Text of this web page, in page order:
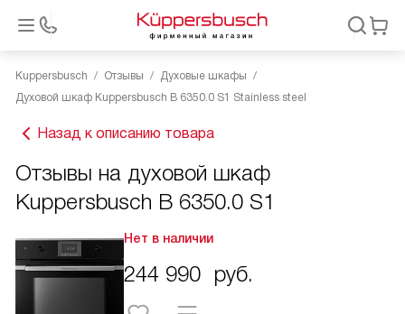
Kuppersbusch Отзывы
Духовые шкафы
Духовой шкаф Kuppersbusch B 6350.0 S1 Stainless steel
Назад к описанию товара
Отзывы на духовой шкаф
Kuppersbusch B 6350.0 S1
Нет в наличии
244 990 руб.